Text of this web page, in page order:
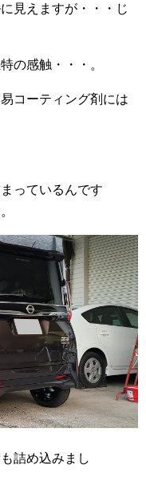
見えますが・・・じ
の感触・・・。
コーティング剤には
っているんです
詰め込みまし